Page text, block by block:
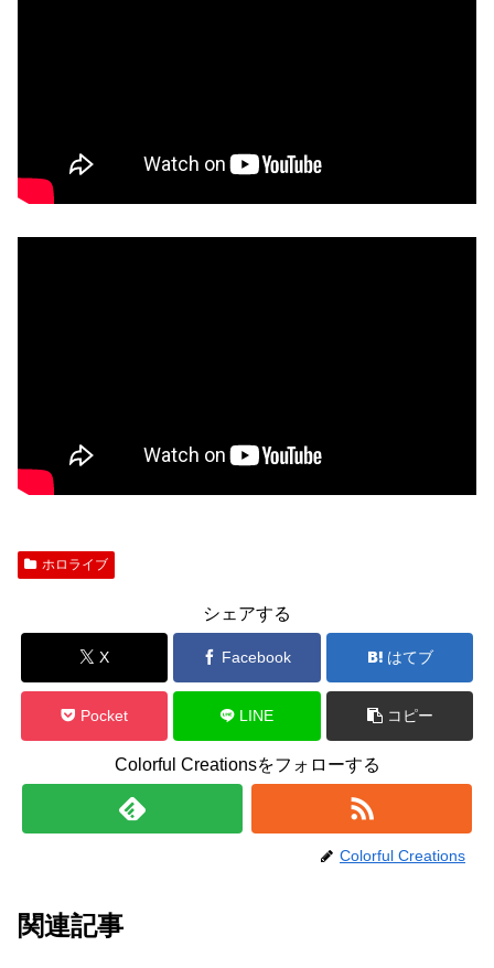
ホロライブ
シェアする
X Facebook はてブ
Pocket LINE コピー
Colorful Creationsをフォローする
Colorful Creations
関連記事